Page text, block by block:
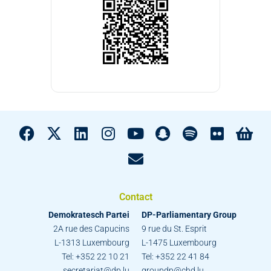
Contact
Demokratesch Partei
2A rue des Capucins
L-1313 Luxembourg
Tel: +352 22 10 21
DP-Parliamentary Group
9 rue du St. Esprit
L-1475 Luxembourg
Tel: +352 22 41 84